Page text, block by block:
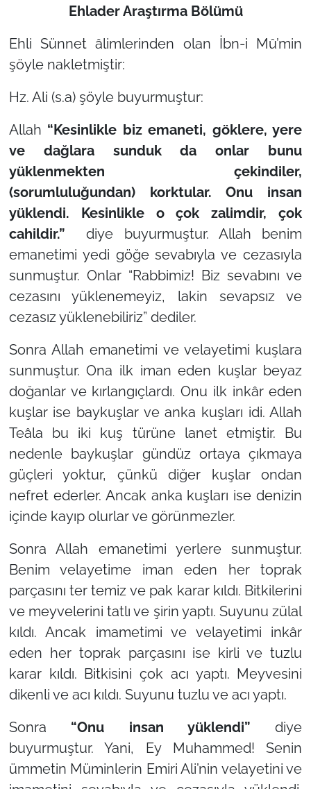
Ehlader Araştırma Bölümü
Ehli Sünnet âlimlerinden olan İbn-i Mû’min
şöyle nakletmiştir:
Hz. Ali (s.a) şöyle buyurmuştur:
Allah “Kesinlikle biz emaneti, göklere, yere
ve dağlara sunduk da onlar bunu
yüklenmekten çekindiler,
(sorumluluğundan) korktular. Onu insan
yüklendi. Kesinlikle o çok zalimdir, çok
cahildir.”
diye buyurmuştur. Allah benim
emanetimi yedi göğe sevabıyla ve cezasıyla
sunmuştur. Onlar “Rabbimiz! Biz sevabını ve
cezasını yüklenemeyiz, lakin sevapsız ve
cezasız yüklenebiliriz” dediler.
Sonra Allah emanetimi ve velayetimi kuşlara
sunmuştur. Ona ilk iman eden kuşlar beyaz
doğanlar ve kırlangıçlardı. Onu ilk inkâr eden
kuşlar ise baykuşlar ve anka kuşları idi. Allah
Teâla bu iki kuş türüne lanet etmiştir. Bu
nedenle baykuşlar gündüz ortaya çıkmaya
güçleri yoktur, çünkü diğer kuşlar ondan
nefret ederler. Ancak anka kuşları ise denizin
içinde kayıp olurlar ve görünmezler.
Sonra Allah emanetimi yerlere sunmuştur.
Benim velayetime iman eden her toprak
parçasını ter temiz ve pak karar kıldı. Bitkilerini
ve meyvelerini tatlı ve şirin yaptı. Suyunu zülal
kıldı. Ancak imametimi ve velayetimi inkâr
eden her toprak parçasını ise kirli ve tuzlu
karar kıldı. Bitkisini çok acı yaptı. Meyvesini
dikenli ve acı kıldı. Suyunu tuzlu ve acı yaptı.
Sonra “Onu insan yüklendi”diye
buyurmuştur. Yani, Ey Muhammed! Senin
ümmetin Müminlerin Emiri Ali’nin velayetini ve